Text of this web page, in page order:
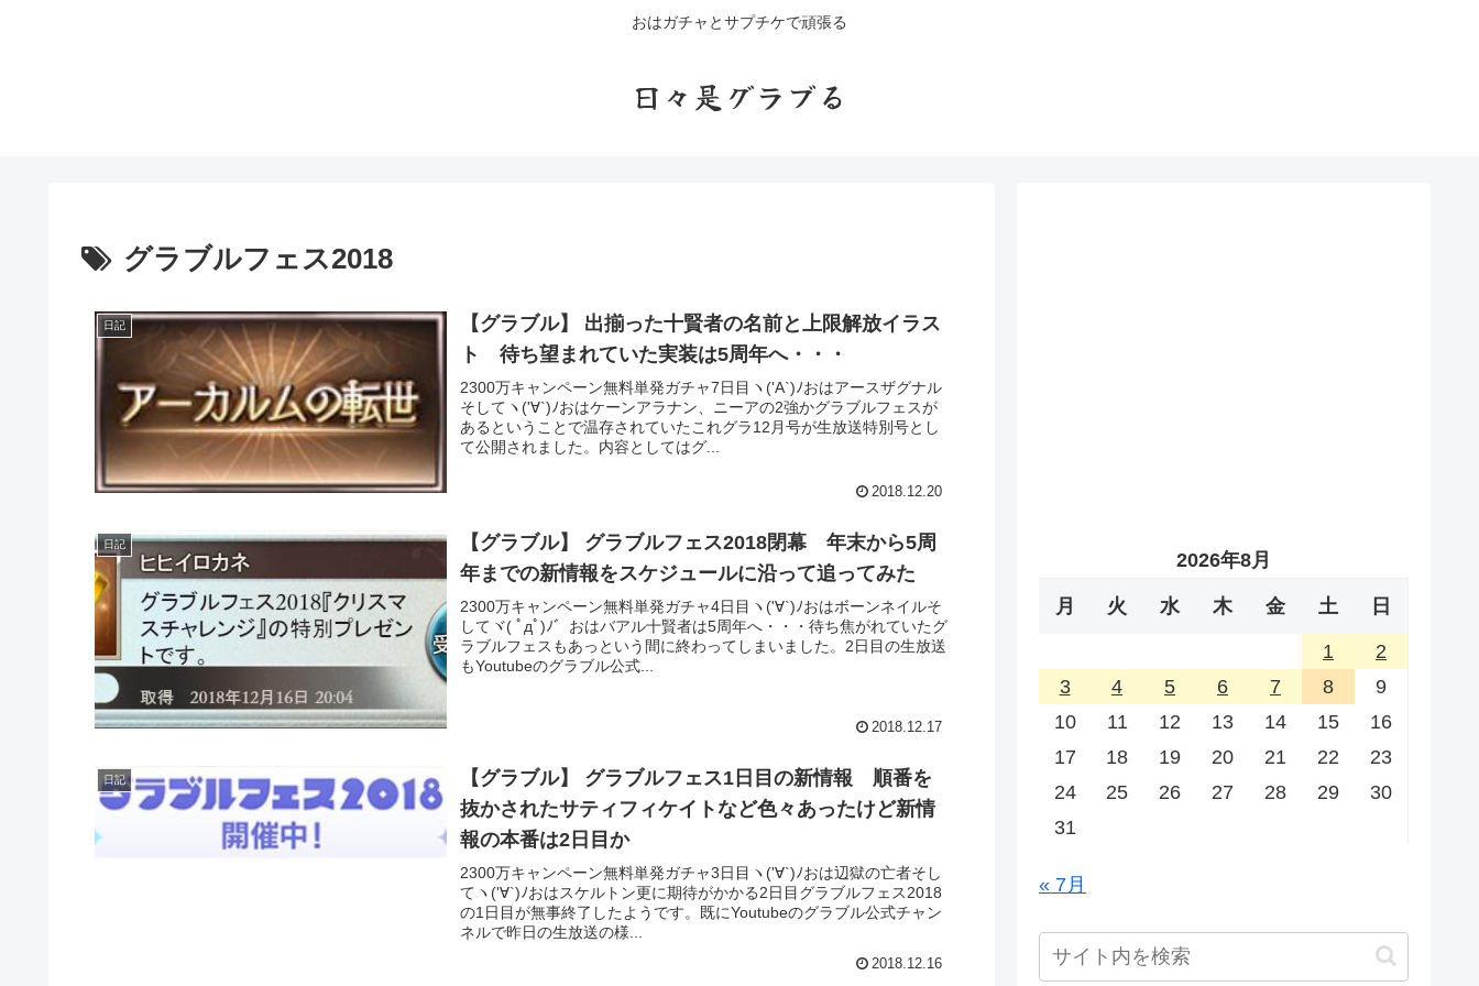
おはガチャとサプチケで頑張る
日々是グラブる
グラブルフェス2018
日記
【グラブル】 出揃った十賢者の名前と上限解放イラス
ト 待ち望まれていた実装は5周年へ・・・
2300万キャンペーン無料単発ガチャ7日目ヽ('A`)ﾉおはアースザグナル
そしてヽ('∀`)ﾉおはケーンアラナン、ニーアの2強かグラブルフェスが
あるということで温存されていたこれグラ12月号が生放送特別号とし
て公開されました。内容としてはグ...
2018.12.20
日記
【グラブル】 グラブルフェス2018閉幕 年末から5周
年までの新情報をスケジュールに沿って追ってみた
2300万キャンペーン無料単発ガチャ4日目ヽ('∀`)ﾉおはボーンネイルそ
してヾ( ﾟдﾟ)ﾉ゛おはバアル十賢者は5周年へ・・・待ち焦がれていたグ
ラブルフェスもあっという間に終わってしまいました。2日目の生放送
もYoutubeのグラブル公式...
2018.12.17
日記
【グラブル】 グラブルフェス1日目の新情報 順番を
抜かされたサティフィケイトなど色々あったけど新情
報の本番は2日目か
2300万キャンペーン無料単発ガチャ3日目ヽ('∀`)ﾉおは辺獄の亡者そし
てヽ('∀`)ﾉおはスケルトン更に期待がかかる2日目グラブルフェス2018
の1日目が無事終了したようです。既にYoutubeのグラブル公式チャン
ネルで昨日の生放送の様...
2018.12.16
2026年8月
月 火 水 木 金 土 日
1
2
3
4 5 6 7 8
9
10
11 12 13 14 15
16
17
18 19 20 21 22
23
24
25 26 27 28 29
30
31
« 7月